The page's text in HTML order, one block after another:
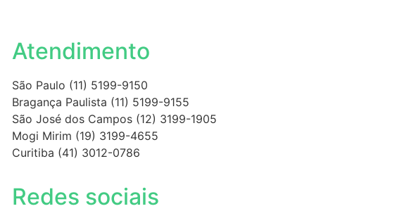
Atendimento
São Paulo (11) 5199-9150
Bragança Paulista (11) 5199-9155
São José dos Campos (12) 3199-1905
Mogi Mirim (19) 3199-4655
Curitiba (41) 3012-0786
Redes sociais